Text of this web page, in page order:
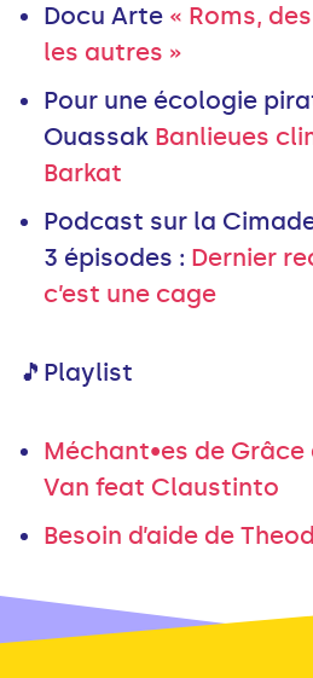
Docu Arte « Roms,
les autres »
Pour une écologie
Ouassak Banlieues
Barkat
Podcast sur la
3 épisodes : Dernier
c’est une cage
🎵Playlist
Méchant•es de
Van feat Claustinto
Besoin d’aide de